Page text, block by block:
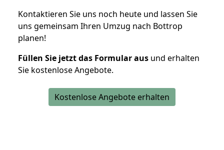
Kontaktieren Sie uns noch heute und lassen Sie
uns gemeinsam Ihren Umzug nach Bottrop
planen!
Füllen Sie jetzt das Formular aus und erhalten
Sie kostenlose Angebote.
Kostenlose Angebote erhalten